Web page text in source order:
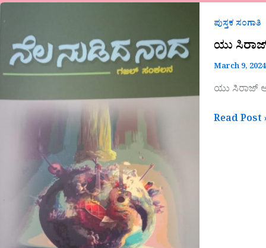
ಪುಸ್ತಕ ಸಂಗಾತಿ
ಯು
March 9, 2024
ಯು ಸಿರಾಜ್
ಸಿರಾಜ್
ಅಹಮದ್
ಅವರ
ಕೃತಿ”ನೆಲ
ನಾದ”
Read Post